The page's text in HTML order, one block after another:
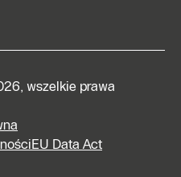
wszelkie prawa
EU Data Act